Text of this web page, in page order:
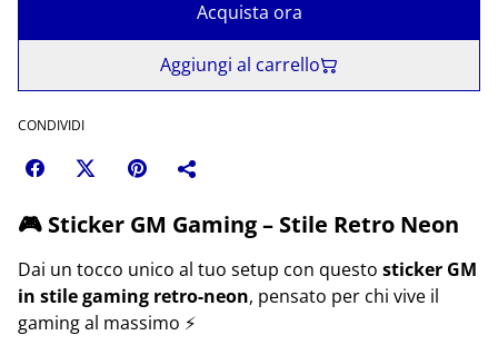
Acquista ora
Aggiungi al carrello
CONDIVIDI
🎮 Sticker GM Gaming – Stile Retro Neon
Dai un tocco unico al tuo setup con questo sticker GM
in stile gaming retro-neon, pensato per chi vive il
gaming al massimo ⚡